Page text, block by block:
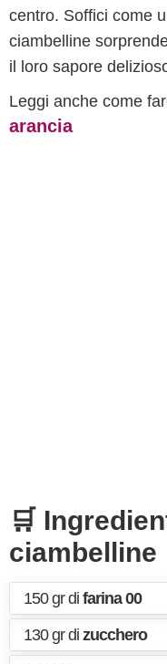
centro. Soffici come
ciambelline
il loro sapore
Leggi anche come
arancia
🛒
ciambelline
150 gr di farina 00
130 gr di zucchero